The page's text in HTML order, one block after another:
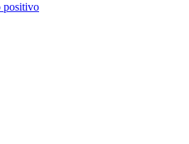
positivo